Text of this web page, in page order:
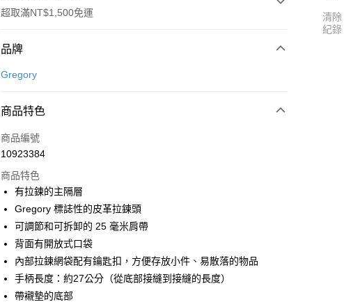
超取滿NT$1,500免運
付款方式
信用卡一次付款
悠遊付
運送方式
7-11取貨(快速到店)
每筆NT$100，滿NT$1,500(含以上)免運費
宅配-本島
每筆NT$100，滿NT$1,500(含以上)免運費
品牌
Gregory
商品特色
商品編號
10923384
商品特色
有拉鍊的主隔層
Gregory 標誌性的皮革拉鍊頭
可調節和可拆卸的 25 毫米肩帶
背面有開放式口袋
內部拉鍊網袋配有鑰匙扣，方便存放小件、易散落的物品
手柄長度：約27公分（從底部接縫到接縫的長度）
帶襯墊的底部
清除
紀錄